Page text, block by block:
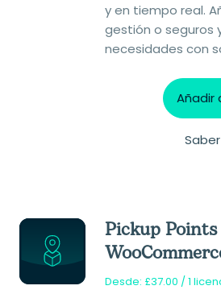
y en tiempo real.
gestión o seguros
necesidades con
Añadir
Pickup
Desde: £37.00 / 1